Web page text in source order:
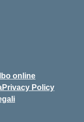
online
Privacy Policy